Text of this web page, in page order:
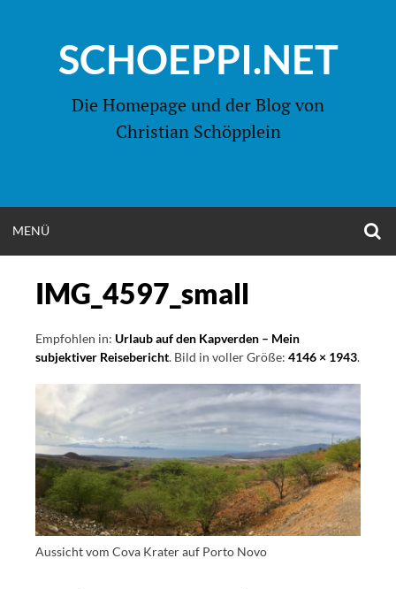
springenSCHOEPPI.NET
Die Homepage und der Blog von
Christian Schöpplein
MENÜ
IMG_4597_small
Empfohlen in: Urlaub auf den Kapverden – Mein
subjektiver Reisebericht. Bild in voller Größe: 4146 × 1943.
Aussicht vom Cova Krater auf Porto Novo